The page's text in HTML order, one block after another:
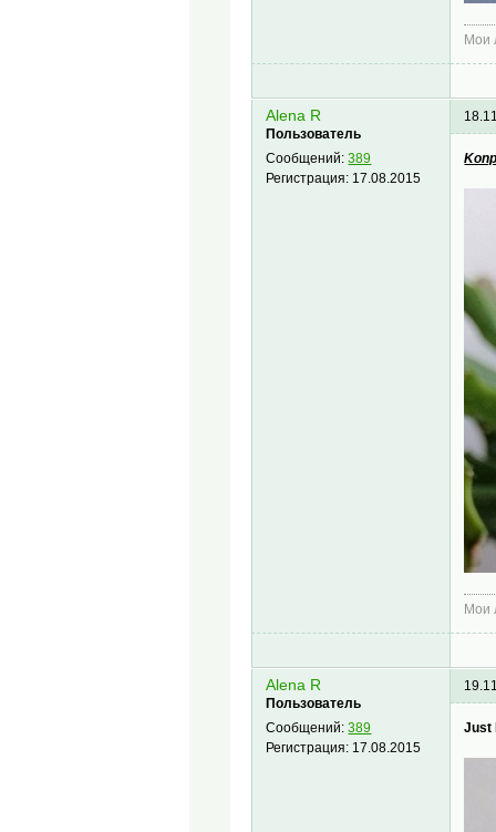
Мои
Alena R
Пользователь
Сообщений:389
Регистрация: 17.08.2015
Мои
Alena R
Пользователь
Сообщений:389
Регистрация: 17.08.2015
Just